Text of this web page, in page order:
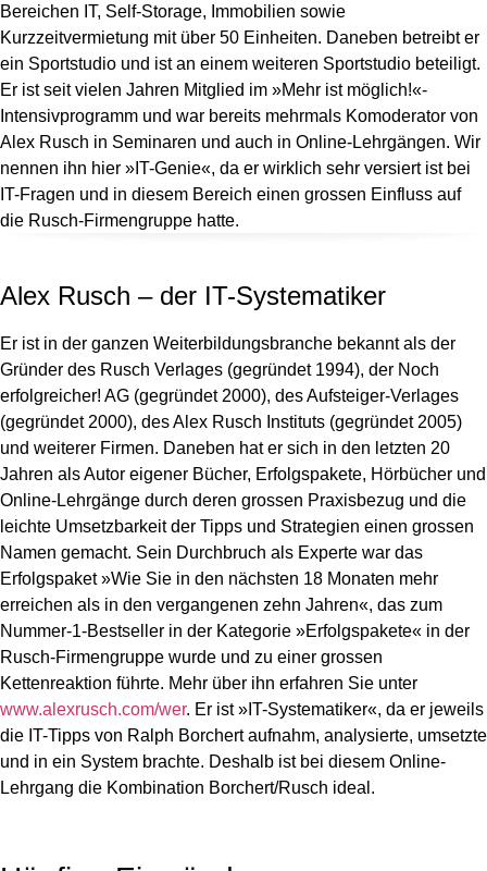
Bereichen IT, Self-Storage, Immobilien sowie
Kurzzeitvermietung mit über 50 Einheiten. Daneben betreibt er
ein Sportstudio und ist an einem weiteren Sportstudio beteiligt.
Er ist seit vielen Jahren Mitglied im »Mehr ist möglich!«-
Intensivprogramm und war bereits mehrmals Komoderator von
Alex Rusch in Seminaren und auch in Online-Lehrgängen. Wir
nennen ihn hier »IT-Genie«, da er wirklich sehr versiert ist bei
IT-Fragen und in diesem Bereich einen grossen Einfluss auf
die Rusch-Firmengruppe hatte.
Alex Rusch – der IT-Systematiker
Er ist in der ganzen Weiterbildungsbranche bekannt als der
Gründer des Rusch Verlages (gegründet 1994), der Noch
erfolgreicher! AG (gegründet 2000), des Aufsteiger-Verlages
(gegründet 2000), des Alex Rusch Instituts (gegründet 2005)
und weiterer Firmen. Daneben hat er sich in den letzten 20
Jahren als Autor eigener Bücher, Erfolgspakete, Hörbücher und
Online-Lehrgänge durch deren grossen Praxisbezug und die
leichte Umsetzbarkeit der Tipps und Strategien einen grossen
Namen gemacht. Sein Durchbruch als Experte war das
Erfolgspaket »Wie Sie in den nächsten 18 Monaten mehr
erreichen als in den vergangenen zehn Jahren«, das zum
Nummer-1-Bestseller in der Kategorie »Erfolgspakete« in der
Rusch-Firmengruppe wurde und zu einer grossen
Kettenreaktion führte. Mehr über ihn erfahren Sie unter
www.alexrusch.com/wer. Er ist »IT-Systematiker«, da er jeweils
die IT-Tipps von Ralph Borchert aufnahm, analysierte, umsetzte
und in ein System brachte. Deshalb ist bei diesem Online-
Lehrgang die Kombination Borchert/Rusch ideal.